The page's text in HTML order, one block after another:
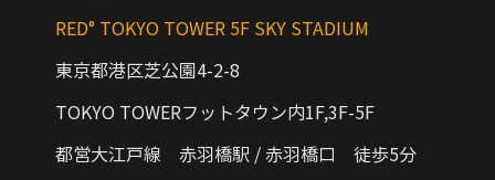
RED° TOKYO TOWER 5F SKY STADIUM
東京都港区芝公園4-2-8
TOKYO TOWERフットタウン内1F,3F-5F
都営大江戸線 赤羽橋駅 / 赤羽橋口 徒歩5分